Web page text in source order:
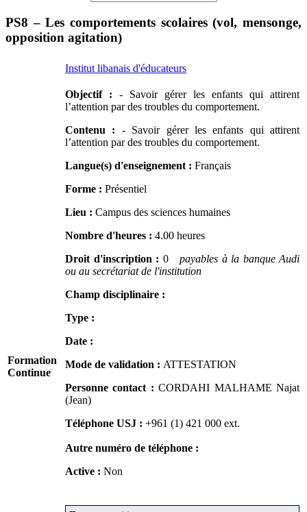
PS8 – Les comportements scolaires (vol, mensonge,
opposition agitation)
Institut libanais d'éducateurs
Formation
Continue
Objectif : - Savoir gérer les enfants qui attirent
l’attention par des troubles du comportement.
Contenu : - Savoir gérer les enfants qui attirent
l’attention par des troubles du comportement.
Langue(s) d'enseignement : Français
Forme : Présentiel
Lieu : Campus des sciences humaines
Nombre d'heures : 4.00 heures
Droit d'inscription : 0 payables à la banque Audi
ou au secrétariat de l'institution
Champ disciplinaire :
Type :
Date :
Mode de validation : ATTESTATION
Personne contact :CORDAHI MALHAME Najat
(Jean)
Téléphone USJ : +961 (1) 421 000 ext.
Autre numéro de téléphone :
Active : Non